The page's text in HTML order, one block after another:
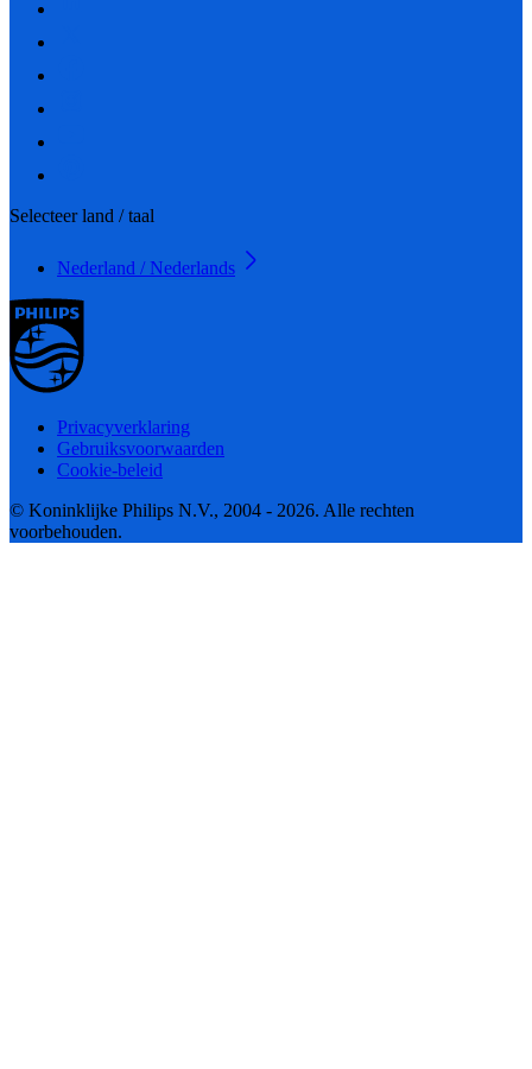
Selecteer land / taal
Nederland / Nederlands
Privacyverklaring
Gebruiksvoorwaarden
Cookie-beleid
© Koninklijke Philips N.V., 2004 - 2026. Alle rechten
voorbehouden.